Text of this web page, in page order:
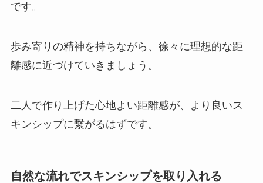
です。
歩み寄りの精神を持ちながら、徐々に理想的な距
離感に近づけていきましょう。
二人で作り上げた心地よい距離感が、より良いス
キンシップに繋がるはずです。
自然な流れでスキンシップを取り入れる